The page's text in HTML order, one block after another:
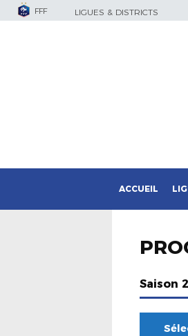
FFF LIGUES & DISTRICTS
ACCUEIL
Saison